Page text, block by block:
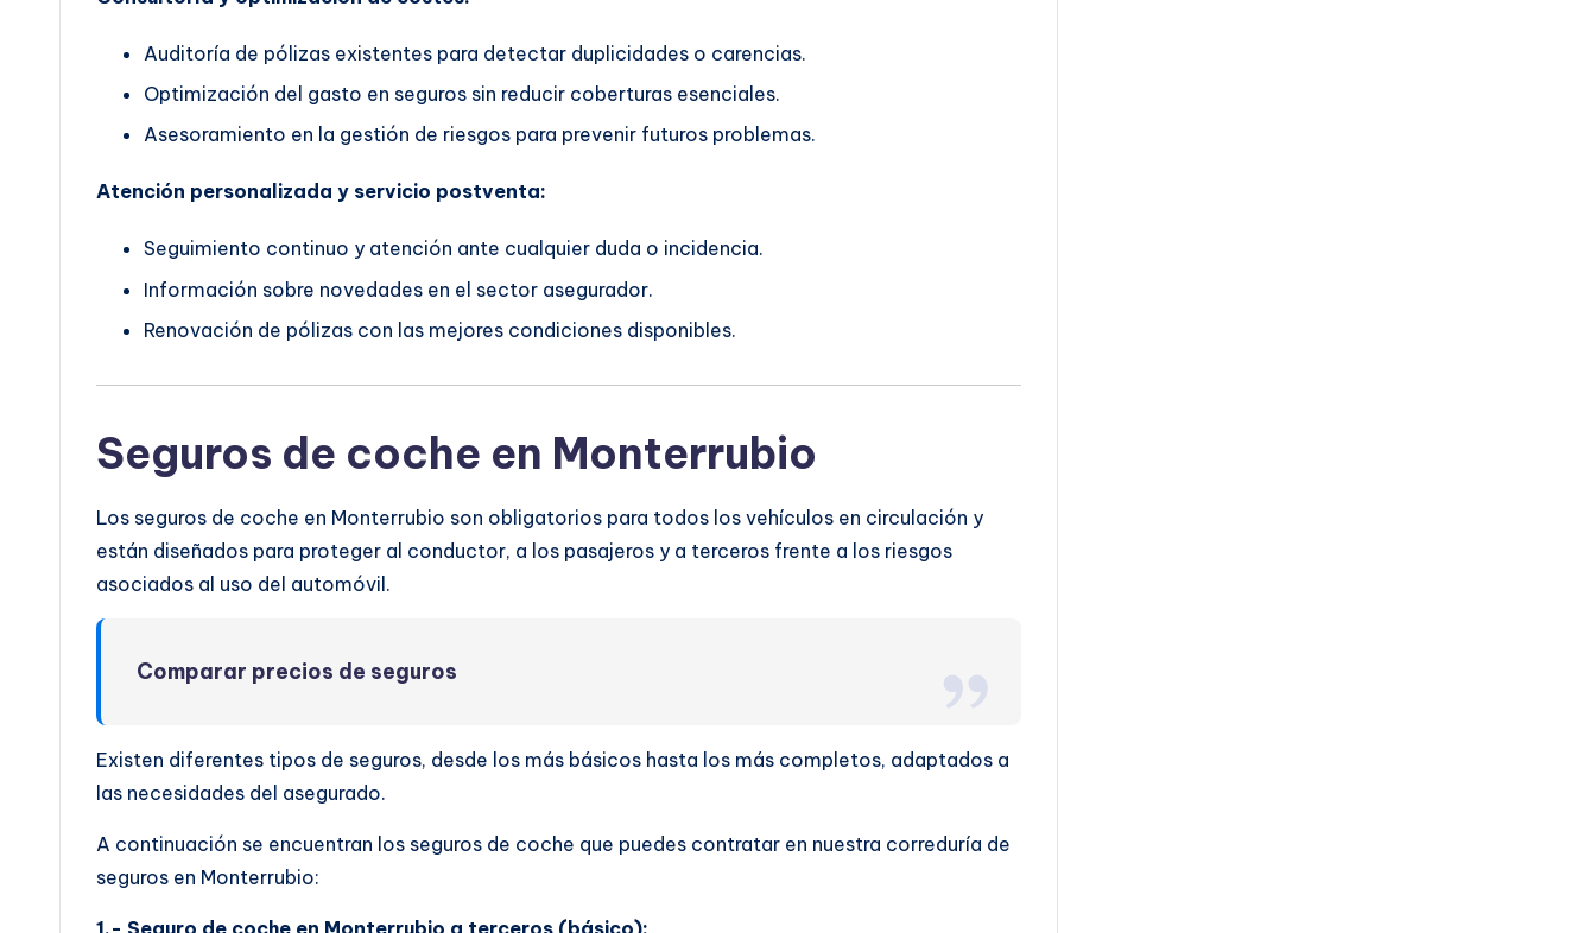
Auditoría de pólizas existentes para detectar duplicidades o carencias.
Optimización del gasto en seguros sin reducir coberturas esenciales.
Asesoramiento en la gestión de riesgos para prevenir futuros problemas.
Atención personalizada y servicio postventa:
Seguimiento continuo y atención ante cualquier duda o incidencia.
Información sobre novedades en el sector asegurador.
Renovación de pólizas con las mejores condiciones disponibles.
Seguros de coche en Monterrubio
Los seguros de coche en Monterrubio son obligatorios para todos los vehículos en circulación y
están diseñados para proteger al conductor, a los pasajeros y a terceros frente a los riesgos
asociados al uso del automóvil.
Comparar precios de seguros
Existen diferentes tipos de seguros, desde los más básicos hasta los más completos, adaptados a
las necesidades del asegurado.
A continuación se encuentran los seguros de coche que puedes contratar en nuestra correduría de
seguros en Monterrubio: